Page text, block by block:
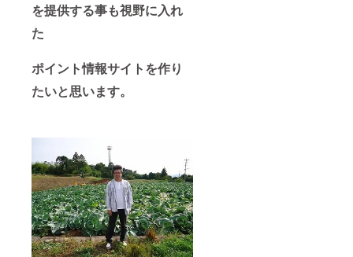
を提供する事も視野に入れ
た
ポイント情報サイトを作り
たいと思います。